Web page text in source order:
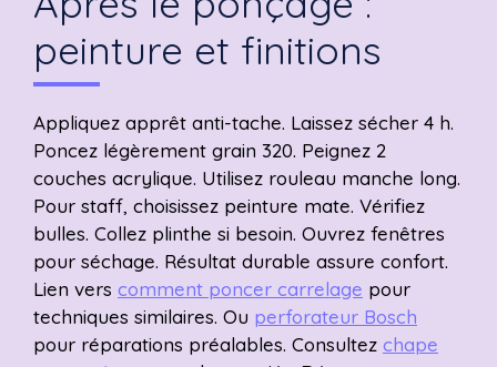
peinture et finitions
Appliquez apprêt anti-tache. Laissez sécher 4 h.
Poncez légèrement grain 320. Peignez 2
couches acrylique. Utilisez rouleau manche long.
Pour staff, choisissez peinture mate. Vérifiez
bulles. Collez plinthe si besoin. Ouvrez fenêtres
pour séchage. Résultat durable assure confort.
Lien vers comment poncer carrelage pour
techniques similaires. Ou perforateur Bosch
pour réparations préalables. Consultez chape